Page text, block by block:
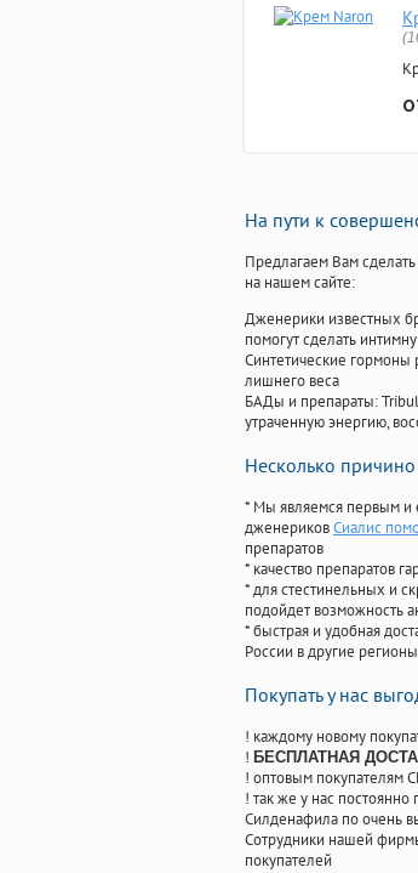
На пути к
Предлагаем Вам
на нашем сайте:
Дженерики известных
помогут сделать
Синтетические гормоны
лишнего веса
БАДы и препараты:
утраченную энергию,
Несколько
* Мы являемся первым и
дженериковСиалис
препаратов
* качество препаратов
* для стестинельных и
подойдет возможность
* быстрая и удобная
России в другие
Покупать у нас
! каждому новому
! БЕСПЛАТНАЯ
! оптовым покупателям
! так же у нас
Силденафила по очень
Cотрудники нашей
покупателей